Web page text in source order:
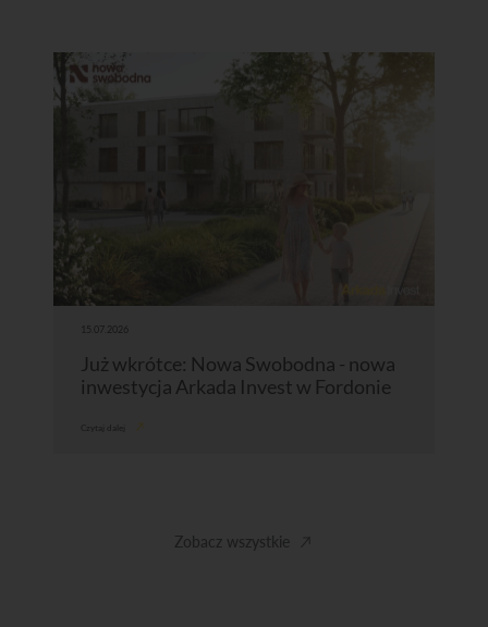
15.07.2026
Już wkrótce: Nowa Swobodna - nowa
inwestycja Arkada Invest w Fordonie
Zobacz wszystkie